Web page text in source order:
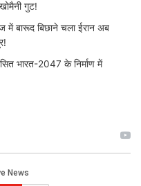
गुट!
में बारूद बिछाने चला ईरान अब
भारत-2047 के निर्माण में